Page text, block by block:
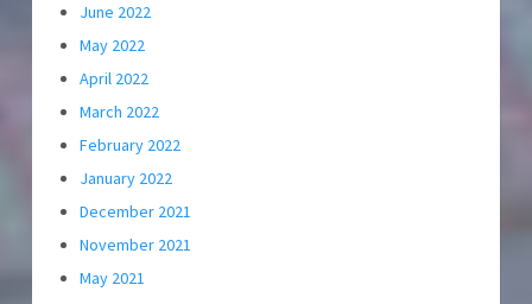
June 2022
May 2022
April 2022
March 2022
February 2022
January 2022
December 2021
November 2021
May 2021